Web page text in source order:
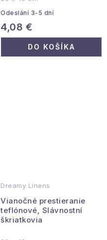
Odeslání 3-5 dní
4,08 €
DO KOŠÍKA
Dreamy Linens
Vianočné prestieranie
teflónové, Slávnostní
škriatkovia